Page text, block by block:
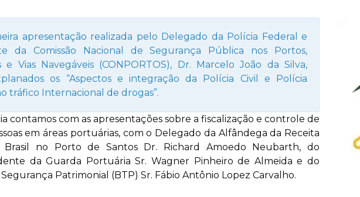
apresentação realizada pelo Delegado da Polícia Federal e
da Comissão Nacional de Segurança Pública nos Portos,
e Vias Navegáveis (CONPORTOS), Dr. Marcelo João da Silva,
os “Aspectos e integração da Polícia Civil e Polícia
tráfico Internacional de drogas”.
contamos com as apresentações sobre a fiscalização e controle de
em áreas portuárias, com o Delegado da Alfândega da Receita
Brasil no Porto de Santos Dr. Richard Amoedo Neubarth, do
da Guarda Portuária Sr. Wagner Pinheiro de Almeida e do
Patrimonial (BTP) Sr. Fábio Antônio Lopez Carvalho.